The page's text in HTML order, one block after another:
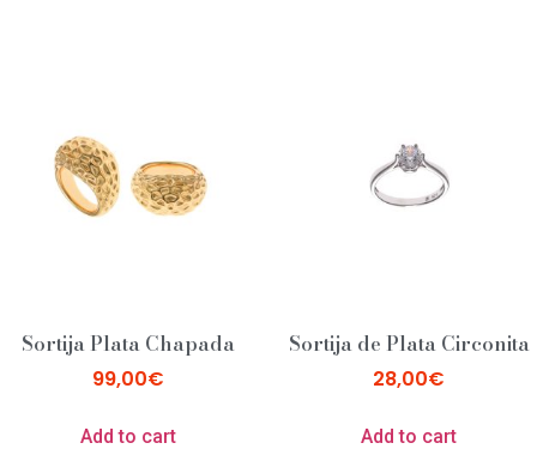
Sortija Plata Chapada
99,00€
Add to cart
Sortija de Plata Circonita
28,00€
Add to cart